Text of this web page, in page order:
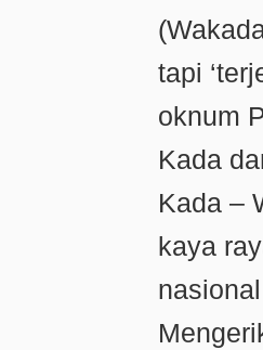
tapi
oknum
Kada
Kada –
kaya